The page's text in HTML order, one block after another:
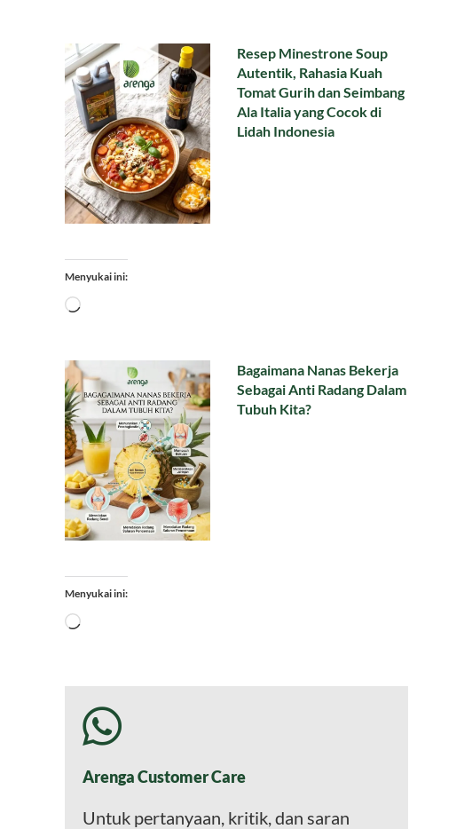
Resep Minestrone Soup
Autentik, Rahasia Kuah
Tomat Gurih dan Seimbang
Ala Italia yang Cocok di
Lidah Indonesia
Menyukai ini:
Memuat...
Bagaimana Nanas Bekerja
Sebagai Anti Radang Dalam
Tubuh Kita?
Menyukai ini:
Memuat...
Arenga Customer Care
Untuk pertanyaan, kritik, dan saran